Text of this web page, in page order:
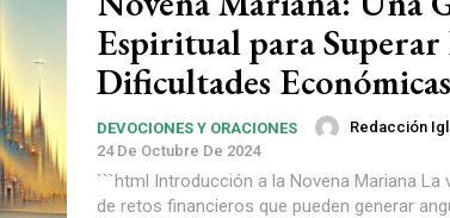
Espiritual para Superar
Dificultades Económicas
DEVOCIONES Y ORACIONES Redacción
24 De Octubre De 2024
```html Introducción a la Novena Mariana La vida moderna está llena
de retos financieros que pueden generar